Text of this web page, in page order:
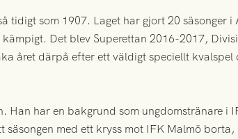
tidigt som 1907. Laget har gjort 20 säsonger i
Det blev Superettan 2016-2017,
året därpå efter ett väldigt speciellt
Han har en bakgrund som ungdomstränare i
med ett kryss mot IFK Malmö